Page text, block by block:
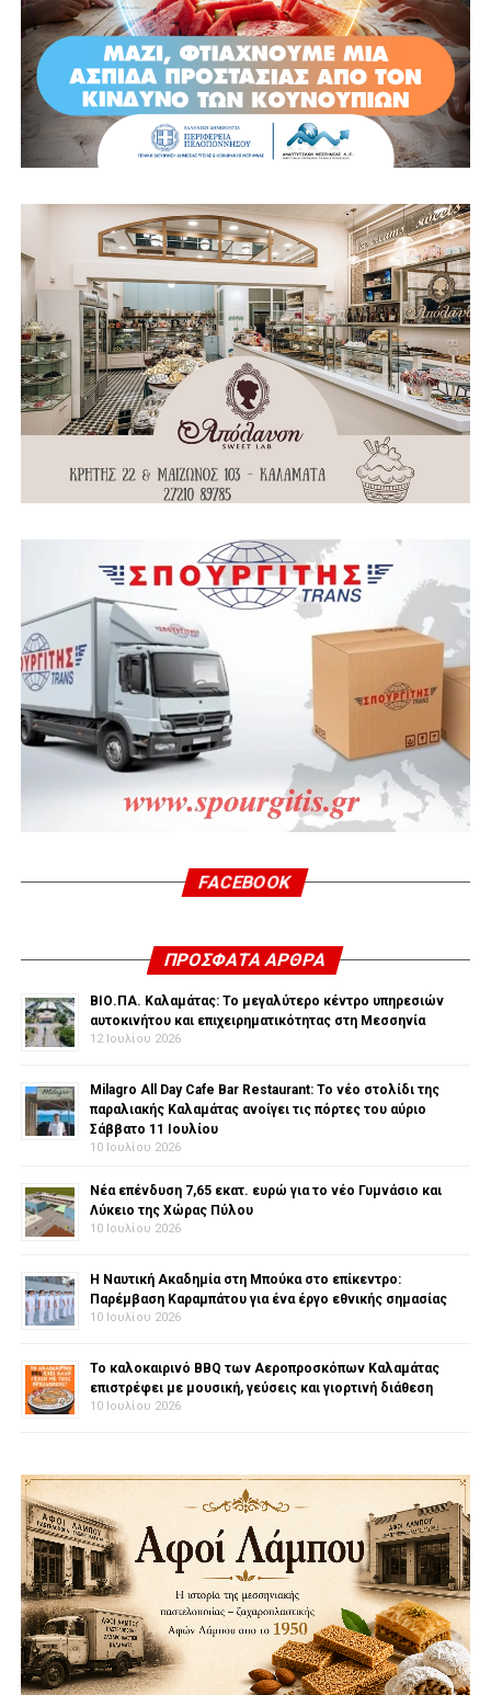
FACEBOOK
ΠΡΌΣΦΑΤΑ ΆΡΘΡΑ
ΒΙΟ.ΠΑ. Καλαμάτας: Το μεγαλύτερο κέντρο υπηρεσιών
αυτοκινήτου και επιχειρηματικότητας στη Μεσσηνία
12 Ιουλίου 2026
Milagro All Day Cafe Bar Restaurant: Το νέο στολίδι της
παραλιακής Καλαμάτας ανοίγει τις πόρτες του αύριο
Σάββατο 11 Ιουλίου
10 Ιουλίου 2026
Νέα επένδυση 7,65 εκατ. ευρώ για το νέο Γυμνάσιο και
Λύκειο της Χώρας Πύλου
10 Ιουλίου 2026
Η Ναυτική Ακαδημία στη Μπούκα στο επίκεντρο:
Παρέμβαση Καραμπάτου για ένα έργο εθνικής σημασίας
10 Ιουλίου 2026
Το καλοκαιρινό BBQ των Αεροπροσκόπων Καλαμάτας
επιστρέφει με μουσική, γεύσεις και γιορτινή διάθεση
10 Ιουλίου 2026